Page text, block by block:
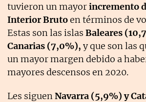
tuvieron un mayorincremento
Interior Brutoen términos de
Estas son las islas Baleares
Canarias (7,0%), y que son las
un mayor margen debido a
mayores descensos en 2020.
Les siguenNavarra (5,9%) y